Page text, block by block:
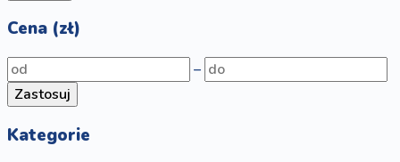
Cena (zł)
–
Zastosuj
Kategorie